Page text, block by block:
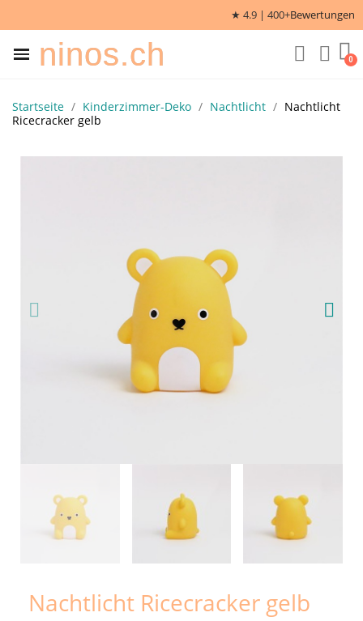
★ 4.9 | 400+Bewertungen
ninos.ch
Startseite Kinderzimmer-Deko Nachtlicht
Nachtlicht
Ricecracker gelb
Nachtlicht Ricecracker gelb